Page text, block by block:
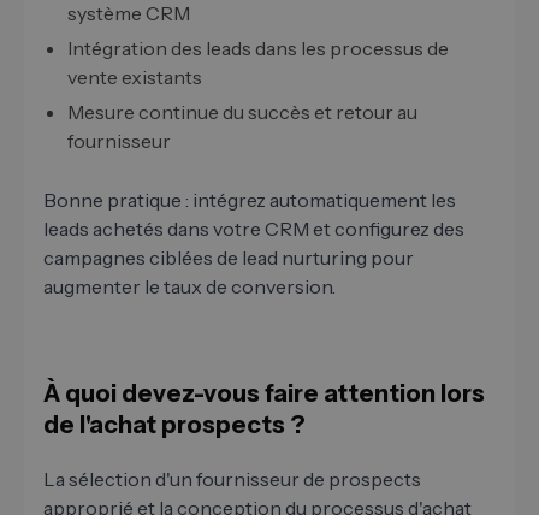
système CRM
Intégration des leads dans les processus de
vente existants
Mesure continue du succès et retour au
fournisseur
Bonne pratique : intégrez automatiquement les
leads achetés dans votre CRM et configurez des
campagnes ciblées de lead nurturing pour
augmenter le taux de conversion.
À quoi devez-vous faire attention lors
de l'achat prospects ?
La sélection d'un fournisseur de prospects
approprié et la conception du processus d'achat